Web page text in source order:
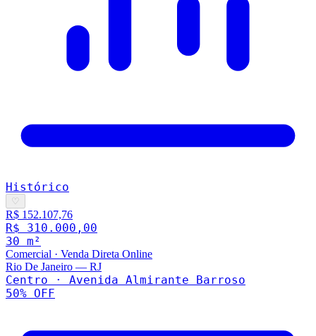
Histórico
♡
R$ 152.107,76
R$ 310.000,00
30 m²
Comercial · Venda Direta Online
Rio De Janeiro — RJ
Centro · Avenida Almirante Barroso
50% OFF